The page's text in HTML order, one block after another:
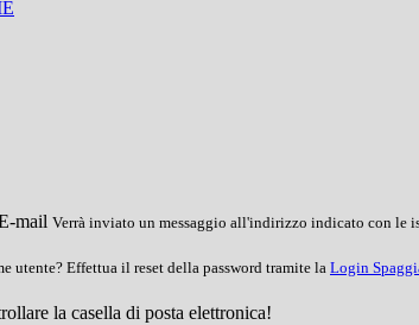
mail Verrà inviato un messaggio all'indirizzo indicato con le
utente? Effettua il reset della password tramite la Login
la casella di posta elettronica!